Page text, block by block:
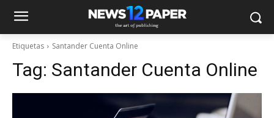
Etiquetas Santander Cuenta Online
Tag: Santander Cuenta Online